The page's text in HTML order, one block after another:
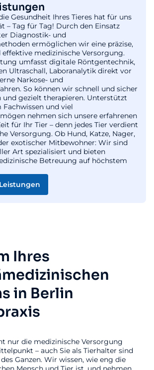
Gesundheit Ihres Tieres hat für uns
– Tag für Tag! Durch den Einsatz
Diagnostik- und
ermöglichen wir eine präzise,
effektive medizinische Versorgung.
umfasst digitale Röntgentechnik,
Ultraschall, Laboranalytik direkt vor
Narkose- und
So können wir schnell und sicher
und gezielt therapieren. Unterstützt
und viel
nehmen sich unsere erfahrenen
für Ihr Tier – denn jedes Tier verdient
Versorgung. Ob Hund, Katze, Nager,
exotischer Mitbewohner: Wir sind
Art spezialisiert und bieten
Betreuung auf höchstem
Ihres
in Berlin
nur die medizinische Versorgung
– auch Sie als Tierhalter sind
Ganzen. Wir wissen, wie eng die